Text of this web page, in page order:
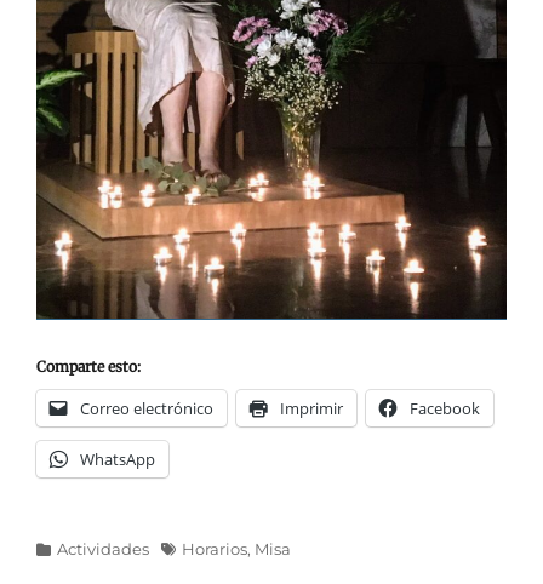
Comparte esto:
Correo electrónico Imprimir Facebook
WhatsApp
Categorías
Actividades Etiquetas
Horarios, Misa